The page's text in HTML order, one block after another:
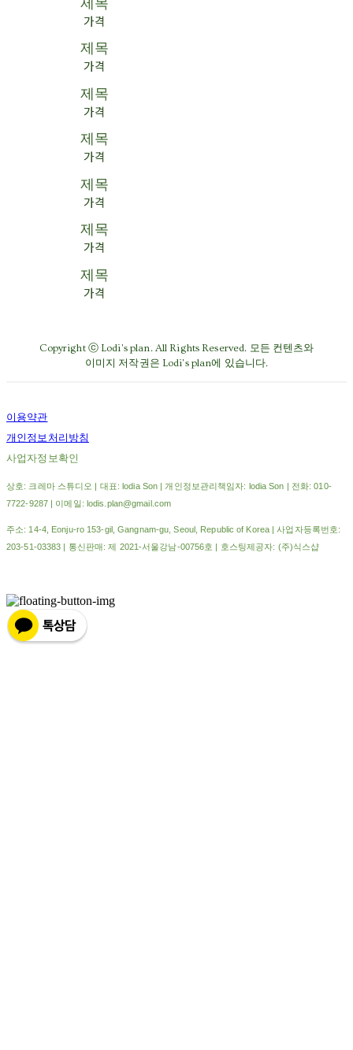
가격
제목
가격
제목
가격
제목
가격
제목
가격
제목
가격
제목
가격
Copyright ⓒ Lodi's plan. All Rights Reserved. 모든 컨텐츠와
이미지 저작권은 Lodi's plan에 있습니다.
이용약관
개인정보처리방침
사업자정보확인
상호: 크레마 스튜디오 | 대표: lodia Son | 개인정보관리책임자: lodia Son | 전화: 010-
7722-9287 | 이메일: lodis.plan@gmail.com
주소: 14-4, Eonju-ro 153-gil, Gangnam-gu, Seoul, Republic of Korea | 사업자등록번호:
203-51-03383 | 통신판매:제 2021-서울강남-00756호 | 호스팅제공자: (주)식스샵